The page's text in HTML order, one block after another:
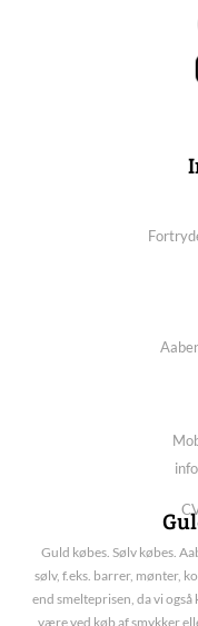
Guld købes. Sølv købes.
sølv, f.eks. barrer, mønter,
end smelteprisen, da vi
være ved køb af smykker